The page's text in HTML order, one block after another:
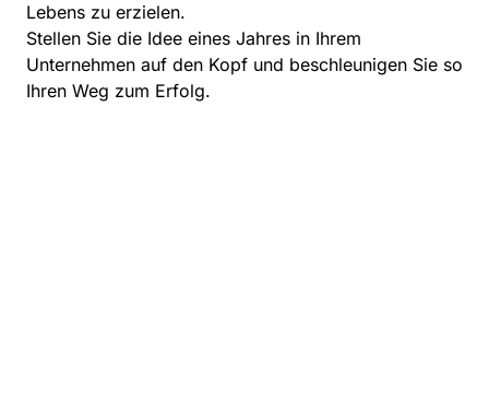
Lebens zu erzielen.
Stellen Sie die Idee eines Jahres in Ihrem
Unternehmen auf den Kopf und beschleunigen Sie so
Ihren Weg zum Erfolg.